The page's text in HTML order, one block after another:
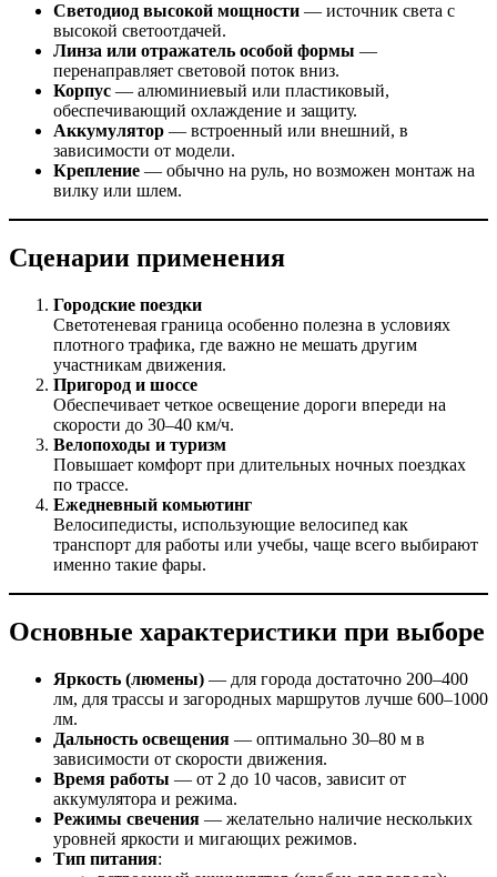
Светодиод высокой мощности — источник света с
высокой светоотдачей.
Линза или отражатель особой формы —
перенаправляет световой поток вниз.
Корпус — алюминиевый или пластиковый,
обеспечивающий охлаждение и защиту.
Аккумулятор — встроенный или внешний, в
зависимости от модели.
Крепление — обычно на руль, но возможен монтаж на
вилку или шлем.
Сценарии применения
Городские поездки
Светотеневая граница особенно полезна в условиях
плотного трафика, где важно не мешать другим
участникам движения.
Пригород и шоссе
Обеспечивает четкое освещение дороги впереди на
скорости до 30–40 км/ч.
Велопоходы и туризм
Повышает комфорт при длительных ночных поездках
по трассе.
Ежедневный комьютинг
Велосипедисты, использующие велосипед как
транспорт для работы или учебы, чаще всего выбирают
именно такие фары.
Основные характеристики при выборе
Яркость (люмены) — для города достаточно 200–400
лм, для трассы и загородных маршрутов лучше 600–1000
лм.
Дальность освещения — оптимально 30–80 м в
зависимости от скорости движения.
Время работы — от 2 до 10 часов, зависит от
аккумулятора и режима.
Режимы свечения — желательно наличие нескольких
уровней яркости и мигающих режимов.
Тип питания: